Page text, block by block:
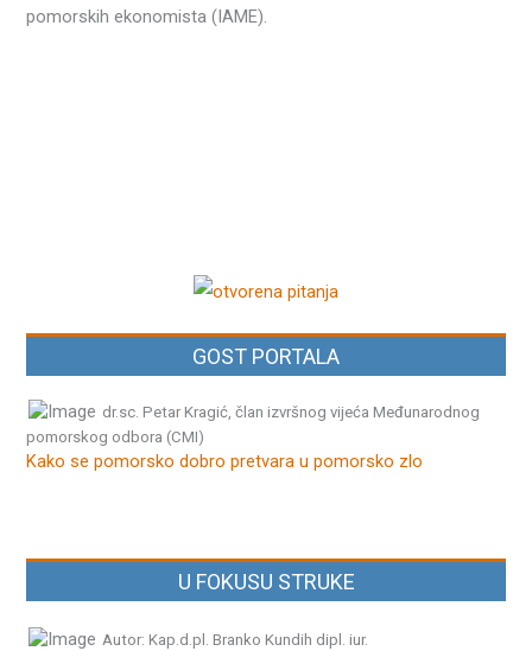
pomorskih ekonomista (IAME).
GOST PORTALA
dr.sc. Petar Kragić, član izvršnog vijeća Međunarodnog
pomorskog odbora (CMI)
Kako se pomorsko dobro pretvara u pomorsko zlo
U FOKUSU STRUKE
Autor: Kap.d.pl. Branko Kundih dipl. iur.